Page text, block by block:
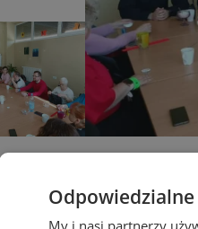
My i nasi partnerzy